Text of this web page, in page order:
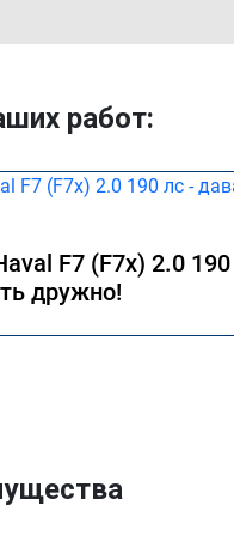
работ:
F7 (F7x) 2.0
дружно!